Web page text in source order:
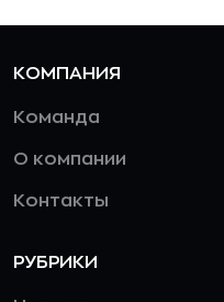
КОМПАНИЯ
Команда
О компании
Контакты
РУБРИКИ